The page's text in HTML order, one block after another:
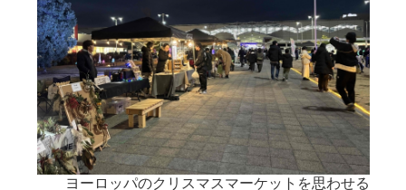
ヨーロッパのクリスマスマーケットを思わせる